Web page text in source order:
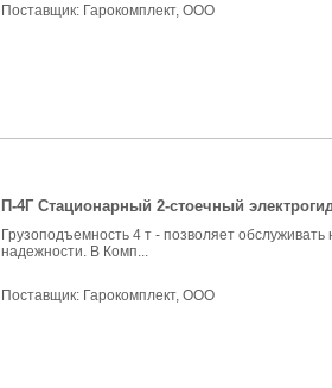
Поставщик: Гарокомплект, ООО
П-4Г Стационарный 2-стоечный
Грузоподъемность 4 т - позволяет
надежности. В Комп...
Поставщик: Гарокомплект, ООО